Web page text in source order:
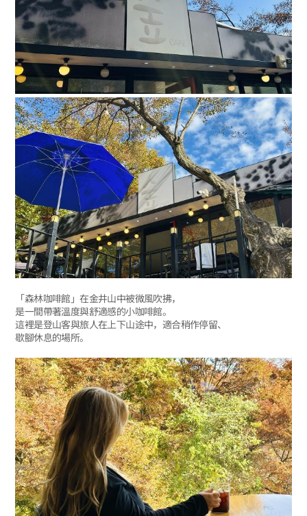
「森林咖啡館」在金井山中被微風吹拂，
是一間帶著溫度與舒適感的小咖啡館。
這裡是登山客與旅人在上下山途中，適合稍作停留、
歇腳休息的場所。